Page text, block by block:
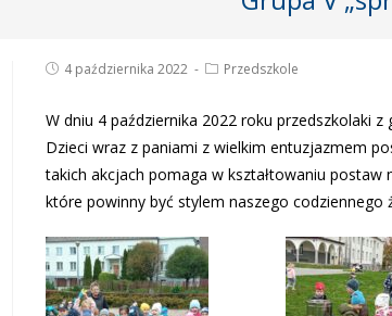
4 października 2022 Przedszkole
W dniu 4 października 2022 roku przedszkolaki z
Dzieci wraz z paniami z wielkim entuzjazmem
takich akcjach pomaga w kształtowaniu
które powinny być stylem naszego codziennego